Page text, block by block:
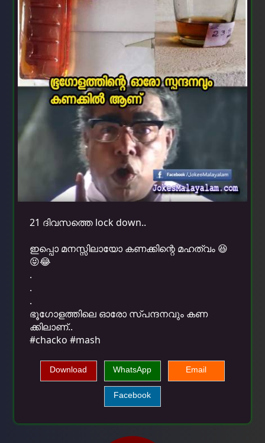
21 ദിവസത്തെ lock down..
ഇപ്പൊ മനസ്സിലായോ കണക്കിന്റെ മഹത്വം 😆
😝😂
.
.
.
ഭൂഗോളത്തിലെ ഓരോ സ്പന്ദനവും കണ
ക്കിലാണ്..
#chacko #mash
Download WhatsApp Email
Facebook